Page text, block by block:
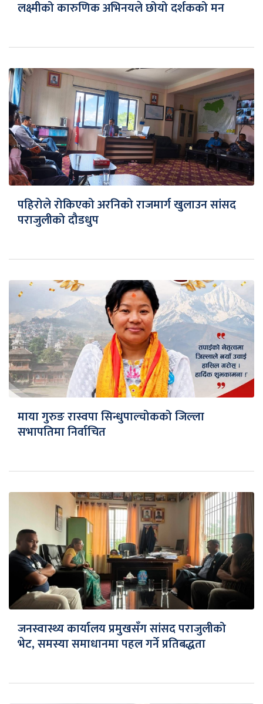
लक्ष्मीको कारुणिक अभिनयले छोयो दर्शकको मन
पहिरोले रोकिएको अरनिको राजमार्ग खुलाउन सांसद
पराजुलीको दौडधुप
माया गुरुङ रास्वपा सिन्धुपाल्चोकको जिल्ला
सभापतिमा निर्वाचित
जनस्वास्थ्य कार्यालय प्रमुखसँग सांसद पराजुलीको
भेट, समस्या समाधानमा पहल गर्ने प्रतिबद्धता